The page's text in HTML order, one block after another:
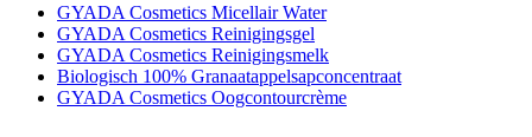
GYADA Cosmetics Micellair Water
GYADA Cosmetics Reinigingsgel
GYADA Cosmetics Reinigingsmelk
Biologisch 100% Granaatappelsapconcentraat
GYADA Cosmetics Oogcontourcrème